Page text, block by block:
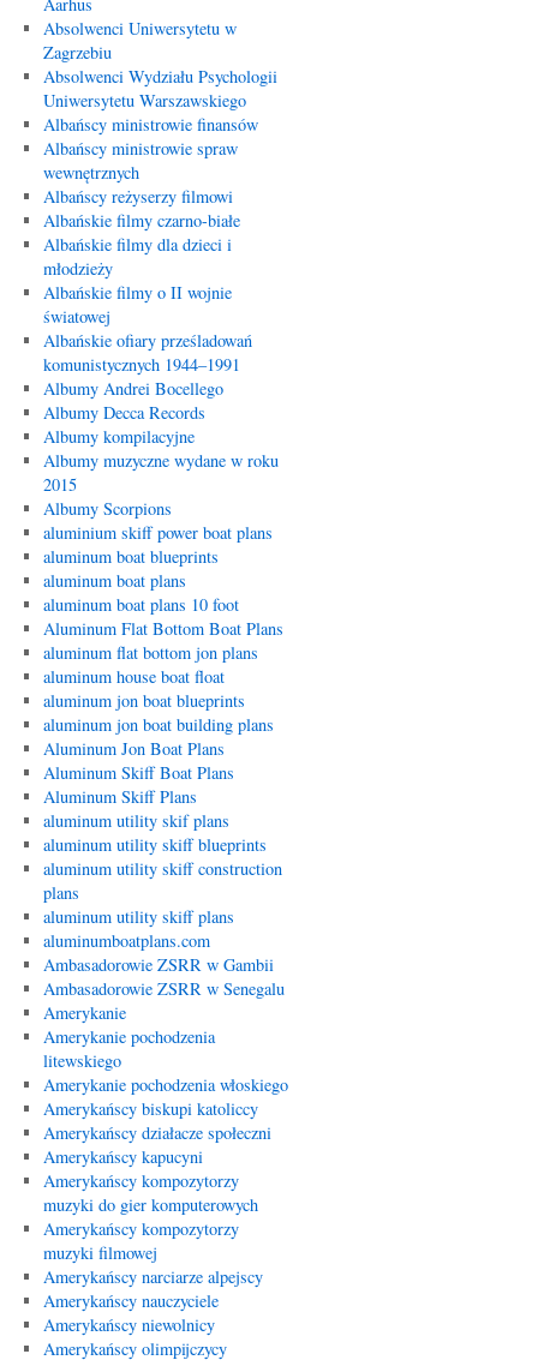
Absolwenci Uniwersytetu w
Zagrzebiu
Absolwenci Wydziału Psychologii
Uniwersytetu Warszawskiego
Albańscy ministrowie finansów
Albańscy ministrowie spraw
wewnętrznych
Albańscy reżyserzy filmowi
Albańskie filmy czarno-białe
Albańskie filmy dla dzieci i
młodzieży
Albańskie filmy o II wojnie
światowej
Albańskie ofiary prześladowań
komunistycznych 1944–1991
Albumy Andrei Bocellego
Albumy Decca Records
Albumy kompilacyjne
Albumy muzyczne wydane w roku
2015
Albumy Scorpions
aluminium skiff power boat plans
aluminum boat blueprints
aluminum boat plans
aluminum boat plans 10 foot
Aluminum Flat Bottom Boat Plans
aluminum flat bottom jon plans
aluminum house boat float
aluminum jon boat blueprints
aluminum jon boat building plans
Aluminum Jon Boat Plans
Aluminum Skiff Boat Plans
Aluminum Skiff Plans
aluminum utility skif plans
aluminum utility skiff blueprints
aluminum utility skiff construction
plans
aluminum utility skiff plans
aluminumboatplans.com
Ambasadorowie ZSRR w Gambii
Ambasadorowie ZSRR w Senegalu
Amerykanie
Amerykanie pochodzenia
litewskiego
Amerykanie pochodzenia włoskiego
Amerykańscy biskupi katoliccy
Amerykańscy działacze społeczni
Amerykańscy kapucyni
Amerykańscy kompozytorzy
muzyki do gier komputerowych
Amerykańscy kompozytorzy
muzyki filmowej
Amerykańscy narciarze alpejscy
Amerykańscy nauczyciele
Amerykańscy niewolnicy
Amerykańscy olimpijczycy